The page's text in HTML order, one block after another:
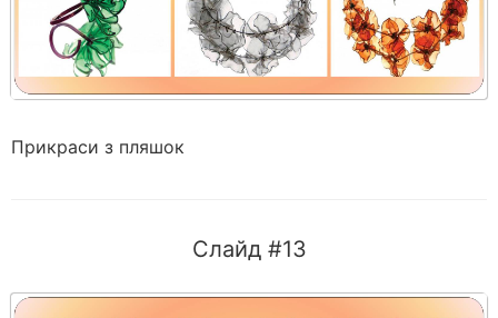
Прикраси з пляшок
Слайд #13